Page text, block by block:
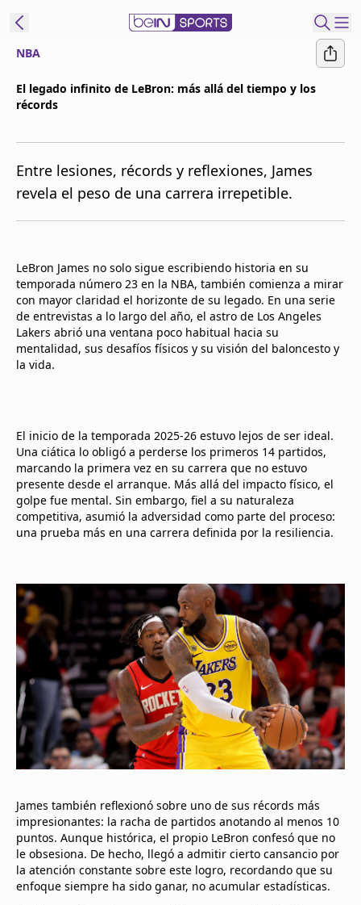
beIN XTRA
notificaciones
Programación
Contáctanos
NBA
El legado infinito de LeBron: más allá del tiempo y los
récords
Entre lesiones, récords y reflexiones, James
revela el peso de una carrera irrepetible.
LeBron James no solo sigue escribiendo historia en su
temporada número 23 en la NBA, también comienza a mirar
con mayor claridad el horizonte de su legado. En una serie
de entrevistas a lo largo del año, el astro de Los Angeles
Lakers abrió una ventana poco habitual hacia su
mentalidad, sus desafíos físicos y su visión del baloncesto y
la vida.
El inicio de la temporada 2025-26 estuvo lejos de ser ideal.
Una ciática lo obligó a perderse los primeros 14 partidos,
marcando la primera vez en su carrera que no estuvo
presente desde el arranque. Más allá del impacto físico, el
golpe fue mental. Sin embargo, fiel a su naturaleza
competitiva, asumió la adversidad como parte del proceso:
una prueba más en una carrera definida por la resiliencia.
James también reflexionó sobre uno de sus récords más
impresionantes: la racha de partidos anotando al menos 10
puntos. Aunque histórica, el propio LeBron confesó que no
le obsesiona. De hecho, llegó a admitir cierto cansancio por
la atención constante sobre este logro, recordando que su
enfoque siempre ha sido ganar, no acumular estadísticas.